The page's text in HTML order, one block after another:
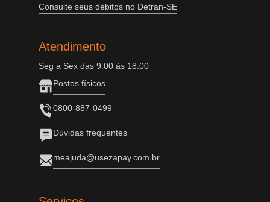
Consulte seus débitos no Detran-SE
Atendimento
Seg a Sex das 9:00 às 18:00
Postos físicos
0800-887-0499
Dúvidas frequentes
meajuda@usezapay.com.br